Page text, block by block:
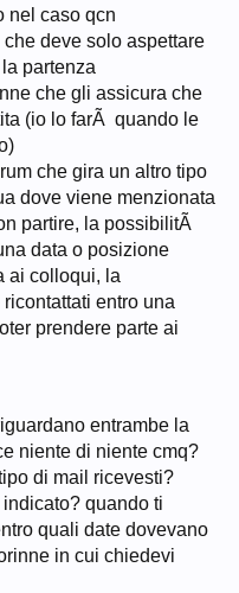
nel caso qcn
deve solo aspettare
partenza
che gli assicura che
(io lo farÃ quando le
che gira un altro tipo
dove viene menzionata
partire, la possibilitÃ
data o posizione
ai colloqui, la
entro una
prendere parte ai
entrambe la
niente di niente cmq?
di mail ricevesti?
quando ti
quali date dovevano
in cui chiedevi